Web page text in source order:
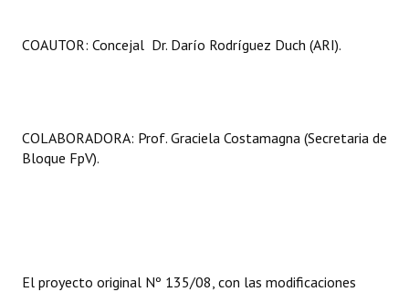
COAUTOR: Concejal Dr. Darío Rodríguez Duch (ARI).
COLABORADORA: Prof. Graciela Costamagna (Secretaria de
Bloque FpV).
El proyecto original Nº 135/08, con las modificaciones